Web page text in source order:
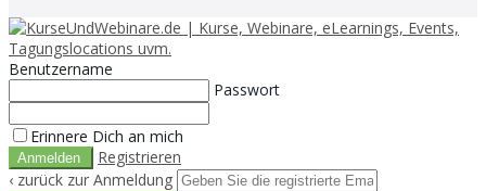
Benutzername
Passwort
Erinnere Dich an mich
Registrieren
‹ zurück zur Anmeldung